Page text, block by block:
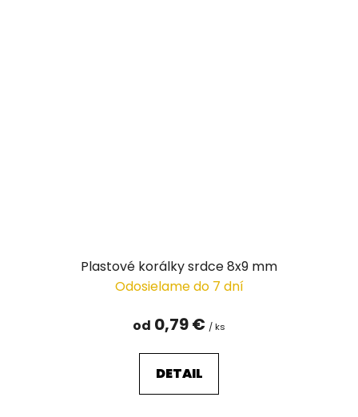
Plastové korálky srdce 8x9 mm
Odosielame do 7 dní
od 0,79 € / ks
DETAIL